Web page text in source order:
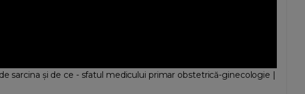
sarcina și de ce - sfatul medicului primar obstetrică-ginecologie |